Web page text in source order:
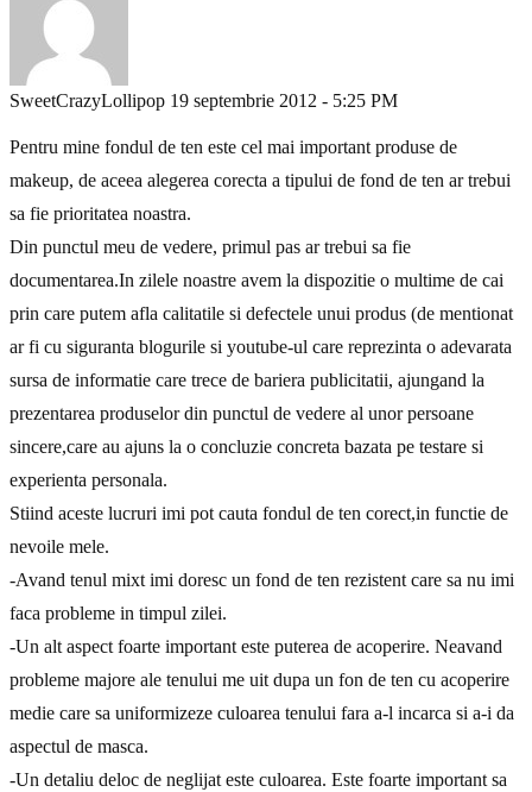
SweetCrazyLollipop 19 septembrie 2012 - 5:25 PM
Pentru mine fondul de ten este cel mai important produse de
makeup, de aceea alegerea corecta a tipului de fond de ten ar trebui
sa fie prioritatea noastra.
Din punctul meu de vedere, primul pas ar trebui sa fie
documentarea.In zilele noastre avem la dispozitie o multime de cai
prin care putem afla calitatile si defectele unui produs (de mentionat
ar fi cu siguranta blogurile si youtube-ul care reprezinta o adevarata
sursa de informatie care trece de bariera publicitatii, ajungand la
prezentarea produselor din punctul de vedere al unor persoane
sincere,care au ajuns la o concluzie concreta bazata pe testare si
experienta personala.
Stiind aceste lucruri imi pot cauta fondul de ten corect,in functie de
nevoile mele.
-Avand tenul mixt imi doresc un fond de ten rezistent care sa nu imi
faca probleme in timpul zilei.
-Un alt aspect foarte important este puterea de acoperire. Neavand
probleme majore ale tenului me uit dupa un fon de ten cu acoperire
medie care sa uniformizeze culoarea tenului fara a-l incarca si a-i da
aspectul de masca.
-Un detaliu deloc de neglijat este culoarea. Este foarte important sa